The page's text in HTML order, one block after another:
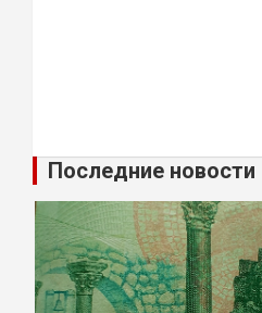
Последние новости